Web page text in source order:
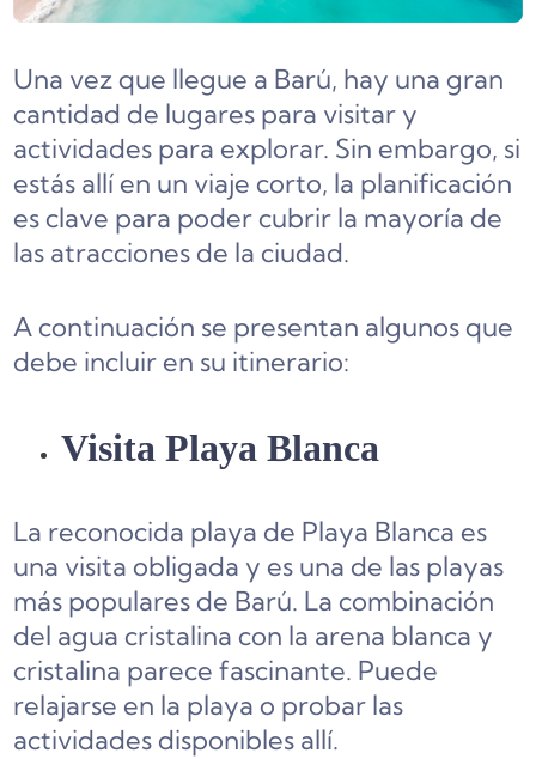
Una vez que llegue a Barú, hay una gran
cantidad de lugares para visitar y
actividades para explorar. Sin embargo, si
estás allí en un viaje corto, la planificación
es clave para poder cubrir la mayoría de
las atracciones de la ciudad.
A continuación se presentan algunos que
debe incluir en su itinerario:
Visita Playa Blanca
La reconocida playa de Playa Blanca es
una visita obligada y es una de las playas
más populares de Barú. La combinación
del agua cristalina con la arena blanca y
cristalina parece fascinante. Puede
relajarse en la playa o probar las
actividades disponibles allí.